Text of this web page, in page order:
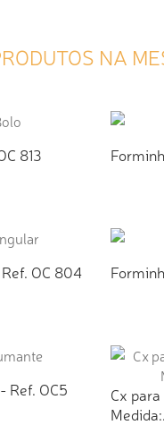
NA
813
OC 804
Ref. OC5
Cx